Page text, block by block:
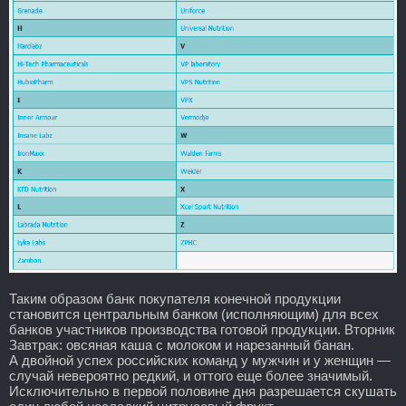
Таким образом банк покупателя конечной продукции
становится центральным банком (исполняющим) для всех
банков участников производства готовой продукции. Вторник
Завтрак: овсяная каша с молоком и нарезанный банан.
А двойной успех российских команд у мужчин и у женщин —
случай невероятно редкий, и оттого еще более значимый.
Исключительно в первой половине дня разрешается скушать